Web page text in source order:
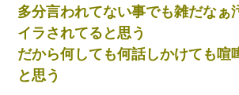
旦那の元カノをSNSで探して写真を保存して
を晒してた。ほとんどがブスという評価の中
評価で苦々しく思った
22歳の頃、父に36歳の男性とお見合いをして
多分言われてない事でも雑だなぁ
イラされてると思う
だから何しても何話しかけても喧
と思う